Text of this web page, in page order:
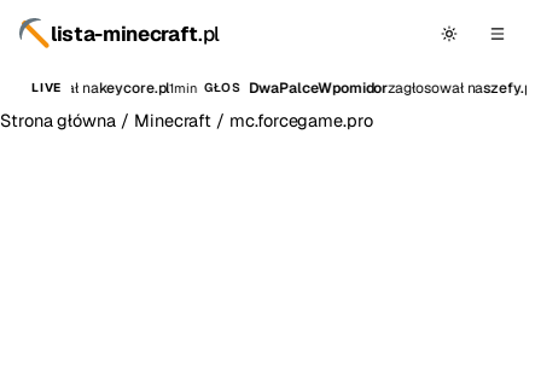
lista-minecraft.pl
LIVE
zagłosował nakeycore.pl1min GŁOS DwaPalceWpomidorzagłosował naszefy.pl
Strona główna / Minecraft / mc.forcegame.pro